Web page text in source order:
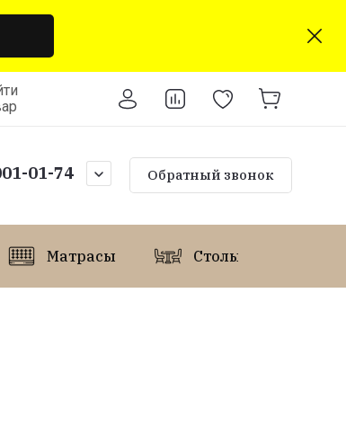
Регистрация
01-74 Обратный звонок
Матрасы Столы и стулья